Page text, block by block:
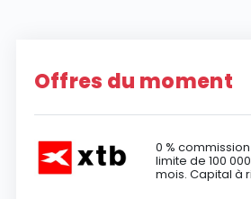
Offres du moment
0 %
limite de 100
mois. Capital à